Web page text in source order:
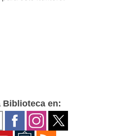
Biblioteca en: